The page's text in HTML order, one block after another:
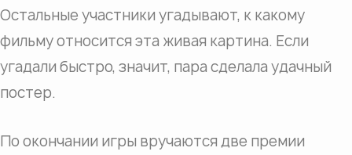
Остальные участники угадывают, к какому
фильму относится эта живая картина. Если
угадали быстро, значит, пара сделала удачный
постер.
По окончании игры вручаются две премии